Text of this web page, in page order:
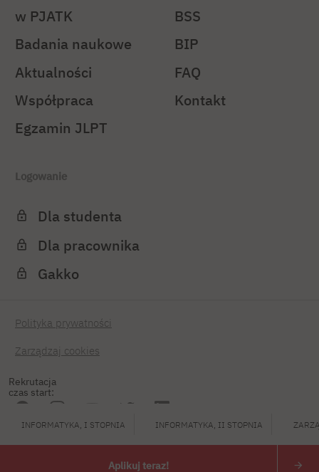
Rekrutacja
czas start:
INFORMATYKA, I STOPNIA INFORMATYKA, II STOPNIA
Aplikuj teraz!
w PJATK
Badania naukowe
Aktualności
Współpraca
Egzamin JLPT
BSS
BIP
FAQ
Kontakt
Logowanie
Dla studenta
Dla pracownika
Gakko
Polityka prywatności
Zarządzaj cookies